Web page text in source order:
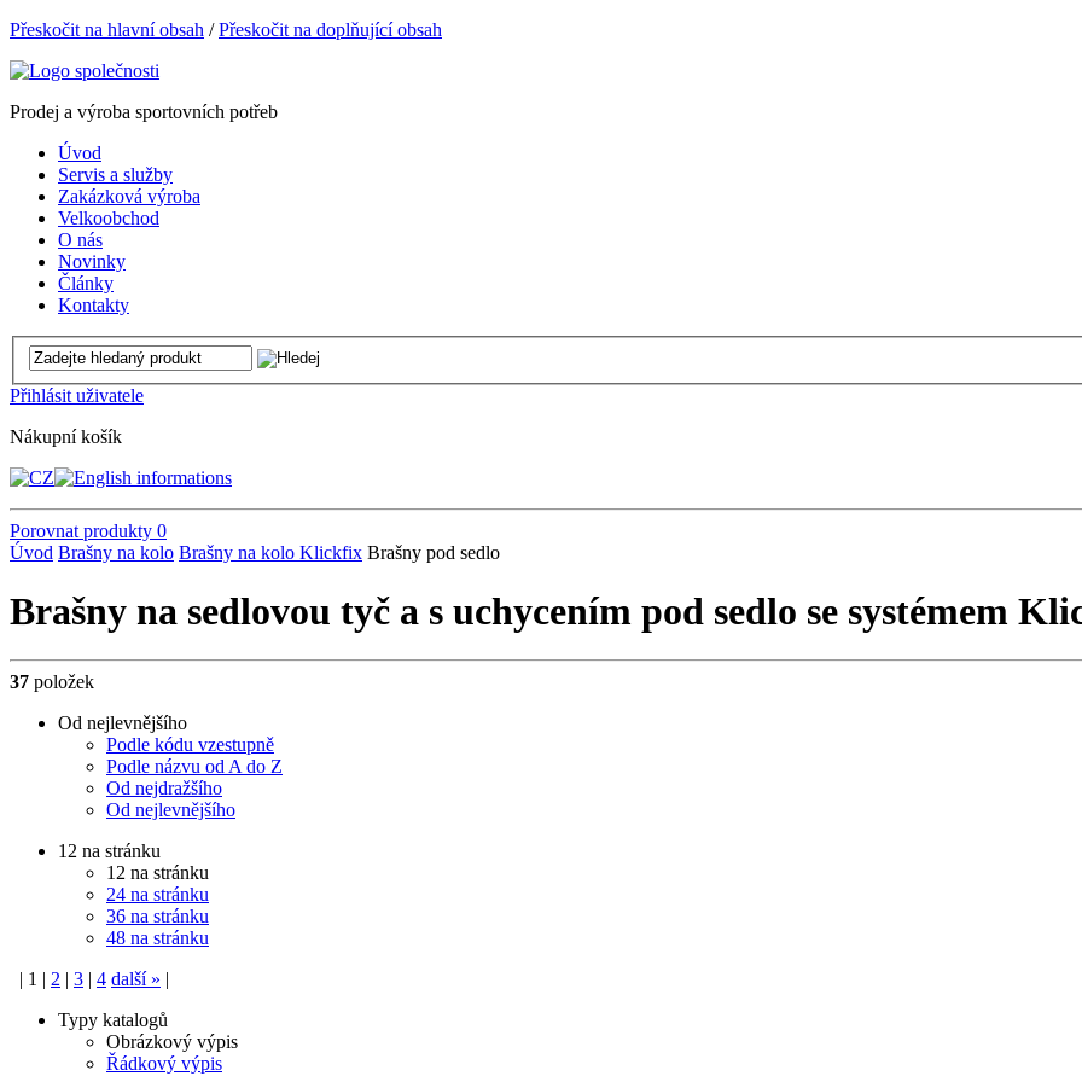
Přeskočit na hlavní obsah /Přeskočit na doplňující obsah
Prodej a výroba sportovních potřeb
Úvod
Servis a služby
Zakázková výroba
Velkoobchod
O nás
Novinky
Články
Kontakty
Přihlásit uživatele
Nákupní košík
Porovnat produkty 0
Úvod Brašny na kolo Brašny na kolo Klickfix Brašny pod sedlo
Brašny na sedlovou tyč a s uchycením pod sedlo se systémem
37 položek
Od nejlevnějšího
Podle kódu vzestupně
Podle názvu od A do Z
Od nejdražšího
Od nejlevnějšího
12 na stránku
12 na stránku
24 na stránku
36 na stránku
48 na stránku
1 2 3 4 další »
Typy katalogů
Obrázkový výpis
Řádkový výpis